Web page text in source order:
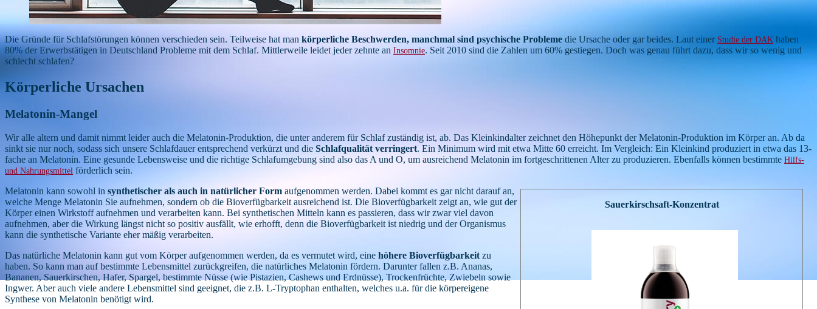
Die Gründe für Schlafstörungen können verschieden sein. Teilweise hat man körperliche Beschwerden, manchmal sind psychische Probleme die Ursache oder gar beides. Laut einer Studie der DAK haben
80% der Erwerbstätigen in Deutschland Probleme mit dem Schlaf. Mittlerweile leidet jeder zehnte an Insomnie. Seit 2010 sind die Zahlen um 60% gestiegen. Doch was genau führt dazu, dass wir so wenig und
schlecht schlafen?
Körperliche Ursachen
Melatonin-Mangel
Wir alle altern und damit nimmt leider auch die Melatonin-Produktion, die unter anderem für Schlaf zuständig ist, ab. Das Kleinkindalter zeichnet den Höhepunkt der Melatonin-Produktion im Körper an. Ab da
sinkt sie nur noch, sodass sich unsere Schlafdauer entsprechend verkürzt und die Schlafqualität verringert. Ein Minimum wird mit etwa Mitte 60 erreicht. Im Vergleich: Ein Kleinkind produziert in etwa das 13-
fache an Melatonin. Eine gesunde Lebensweise und die richtige Schlafumgebung sind also das A und O, um ausreichend Melatonin im fortgeschrittenen Alter zu produzieren. Ebenfalls können bestimmte Hilfs-
und Nahrungsmittel förderlich sein.
Sauerkirschsaft-Konzentrat
Melatonin kann sowohl in synthetischer als auch in natürlicher Form aufgenommen werden. Dabei kommt es gar nicht darauf an,
welche Menge Melatonin Sie aufnehmen, sondern ob die Bioverfügbarkeit ausreichend ist. Die Bioverfügbarkeit zeigt an, wie gut der
Körper einen Wirkstoff aufnehmen und verarbeiten kann. Bei synthetischen Mitteln kann es passieren, dass wir zwar viel davon
aufnehmen, aber die Wirkung längst nicht so positiv ausfällt, wie erhofft, denn die Bioverfügbarkeit ist niedrig und der Organismus
kann die synthetische Variante eher mäßig verarbeiten.
Das natürliche Melatonin kann gut vom Körper aufgenommen werden, da es vermutet wird, eine höhere Bioverfügbarkeit zu
haben. So kann man auf bestimmte Lebensmittel zurückgreifen, die natürliches Melatonin fördern. Darunter fallen z.B. Ananas,
Bananen, Sauerkirschen, Hafer, Spargel, bestimmte Nüsse (wie Pistazien, Cashews und Erdnüsse), Trockenfrüchte, Zwiebeln sowie
Ingwer. Aber auch viele andere Lebensmittel sind geeignet, die z.B. L-Tryptophan enthalten, welches u.a. für die körpereigene
Synthese von Melatonin benötigt wird.